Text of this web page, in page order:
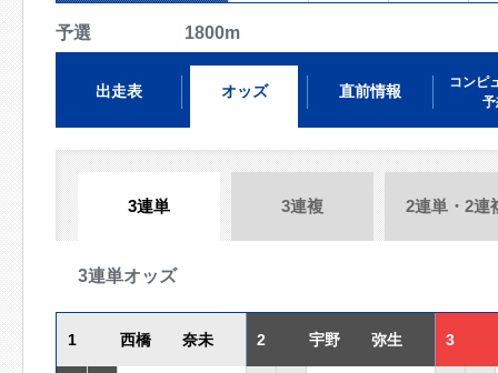
予選 1800m
出走表 オッズ 直前情報
コンピ
予
3連単 3連複 2連単・2連
3連単オッズ
1 西橋 奈未 2 宇野 弥生 3